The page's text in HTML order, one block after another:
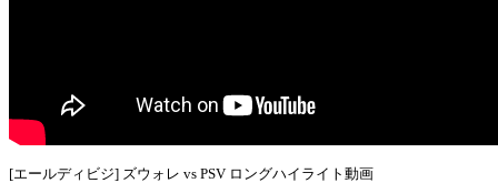
[エールディビジ] ズウォレ vs PSV ロングハイライト動画